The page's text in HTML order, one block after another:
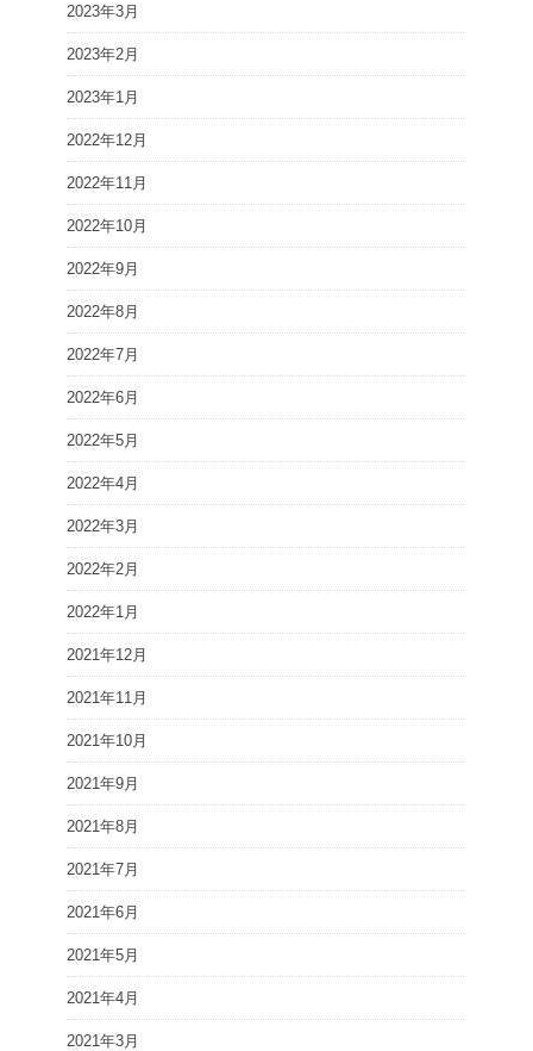
2023年3月
2023年2月
2023年1月
2022年12月
2022年11月
2022年10月
2022年9月
2022年8月
2022年7月
2022年6月
2022年5月
2022年4月
2022年3月
2022年2月
2022年1月
2021年12月
2021年11月
2021年10月
2021年9月
2021年8月
2021年7月
2021年6月
2021年5月
2021年4月
2021年3月